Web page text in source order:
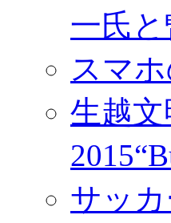
一氏
スマ
生越文
サッ